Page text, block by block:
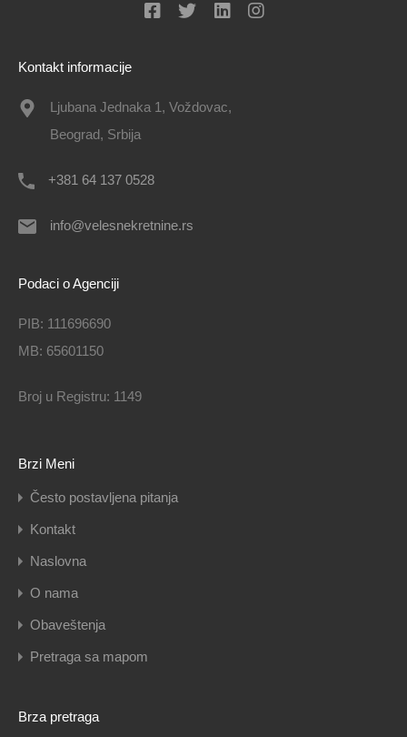
Kontakt informacije
Ljubana Jednaka 1, Voždovac,
Beograd, Srbija
+381 64 137 0528
info@velesnekretnine.rs
Podaci o Agenciji
PIB: 111696690
MB: 65601150
Broj u Registru: 1149
Brzi Meni
Često postavljena pitanja
Kontakt
Naslovna
O nama
Obaveštenja
Pretraga sa mapom
Brza pretraga